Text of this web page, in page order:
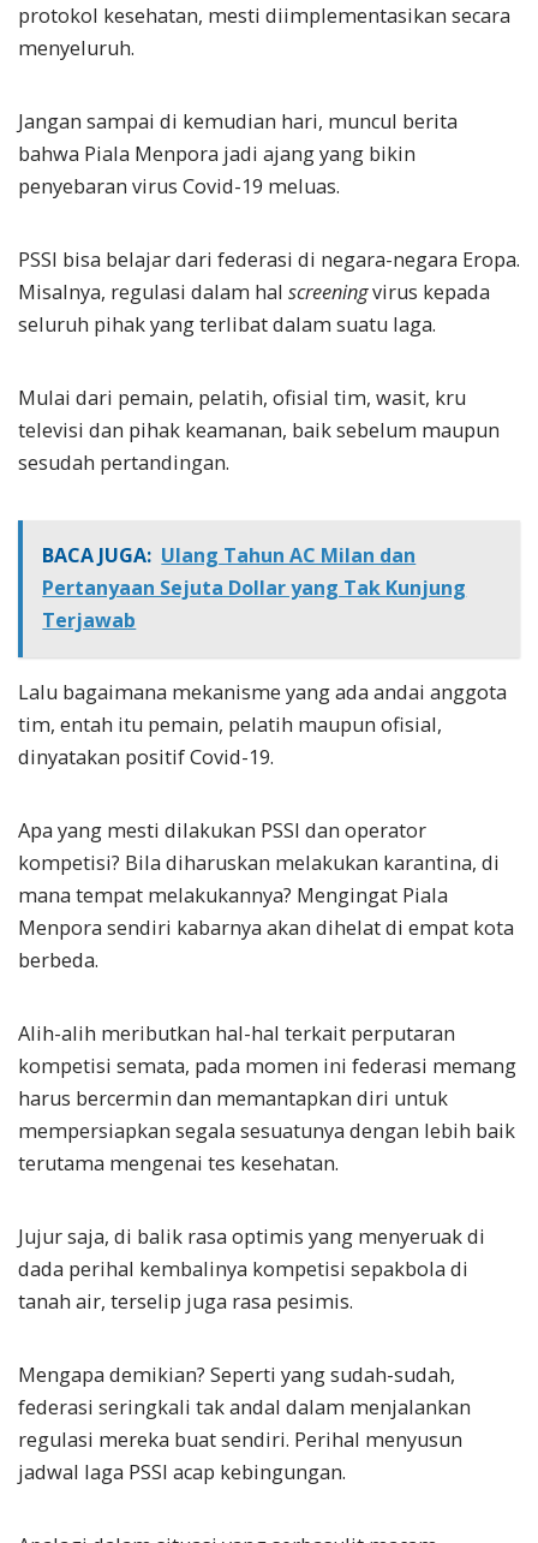
protokol kesehatan, mesti diimplementasikan secara
menyeluruh.
Jangan sampai di kemudian hari, muncul berita
bahwa Piala Menpora jadi ajang yang bikin
penyebaran virus Covid-19 meluas.
PSSI bisa belajar dari federasi di negara-negara Eropa.
Misalnya, regulasi dalam hal screeningvirus kepada
seluruh pihak yang terlibat dalam suatu laga.
Mulai dari pemain, pelatih, ofisial tim, wasit, kru
televisi dan pihak keamanan, baik sebelum maupun
sesudah pertandingan.
BACA JUGA: Ulang Tahun AC Milan dan
Pertanyaan Sejuta Dollar yang Tak Kunjung
Terjawab
Lalu bagaimana mekanisme yang ada andai anggota
tim, entah itu pemain, pelatih maupun ofisial,
dinyatakan positif Covid-19.
Apa yang mesti dilakukan PSSI dan operator
kompetisi? Bila diharuskan melakukan karantina, di
mana tempat melakukannya? Mengingat Piala
Menpora sendiri kabarnya akan dihelat di empat kota
berbeda.
Alih-alih meributkan hal-hal terkait perputaran
kompetisi semata, pada momen ini federasi memang
harus bercermin dan memantapkan diri untuk
mempersiapkan segala sesuatunya dengan lebih baik
terutama mengenai tes kesehatan.
Jujur saja, di balik rasa optimis yang menyeruak di
dada perihal kembalinya kompetisi sepakbola di
tanah air, terselip juga rasa pesimis.
Mengapa demikian? Seperti yang sudah-sudah,
federasi seringkali tak andal dalam menjalankan
regulasi mereka buat sendiri. Perihal menyusun
jadwal laga PSSI acap kebingungan.